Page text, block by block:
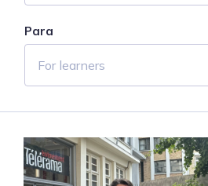
Para
For learners